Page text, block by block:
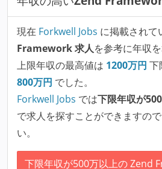
現在 Forkwell Jobs に掲載されて
Framework 求人を参考に年収を
上限年収の最高値は 1200万円 下
800万円 でした。
Forkwell Jobs では下限年収が
で求人を探すことができますの
い。
下限年収が500万以上の Zend